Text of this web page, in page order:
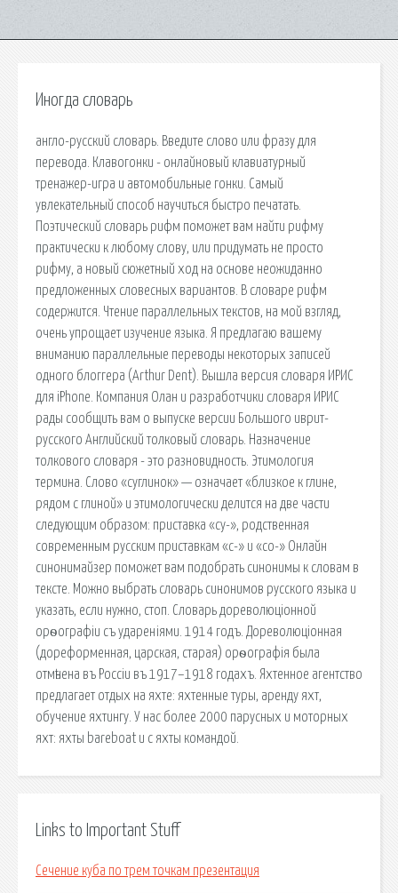
Иногда словарь
англо-русский словарь. Введите слово или фразу для
перевода. Клавогонки - онлайновый клавиатурный
тренажер-игра и автомобильные гонки. Самый
увлекательный способ научиться быстро печатать.
Поэтический словарь рифм поможет вам найти рифму
практически к любому слову, или придумать не просто
рифму, а новый сюжетный ход на основе неожиданно
предложенных словесных вариантов. В словаре рифм
содержится. Чтение параллельных текстов, на мой взгляд,
очень упрощает изучение языка. Я предлагаю вашему
вниманию параллельные переводы некоторых записей
одного блоггера (Arthur Dent). Вышла версия словаря ИРИС
для iPhone. Компания Олан и разработчики словаря ИРИС
рады сообщить вам о выпуске версии Большого иврит-
русского Английский толковый словарь. Назначение
толкового словаря - это разновидность. Этимология
термина. Слово «суглинок» — означает «близкое к глине,
рядом с глиной» и этимологически делится на две части
следующим образом: приставка «су-», родственная
современным русским приставкам «с-» и «со-» Онлайн
синонимайзер поможет вам подобрать синонимы к словам в
тексте. Можно выбрать словарь синонимов русского языка и
указать, если нужно, стоп. Словарь дореволюціонной
орѳографіи съ удареніями. 1914 годъ. Дореволюціонная
(дореформенная, царская, старая) орѳографія была
отмѣнена въ Россіи въ 1917–1918 годахъ. Яхтенное агентство
предлагает отдых на яхте: яхтенные туры, аренду яхт,
обучение яхтингу. У нас более 2000 парусных и моторных
яхт: яхты bareboat и с яхты командой.
Links to Important Stuff
Сечение куба по трем точкам презентация